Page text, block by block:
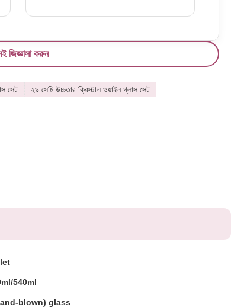
জিজ্ঞাসা করুন
সেট ২৯ সেমি উচ্চতার ক্রিস্টাল ওয়াইন গ্লাস সেট
540ml
blown) glass